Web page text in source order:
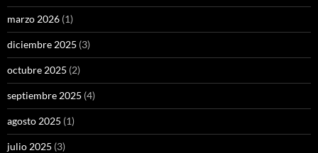
marzo 2026 (1)
diciembre 2025 (3)
octubre 2025 (2)
septiembre 2025 (4)
agosto 2025 (1)
julio 2025 (3)